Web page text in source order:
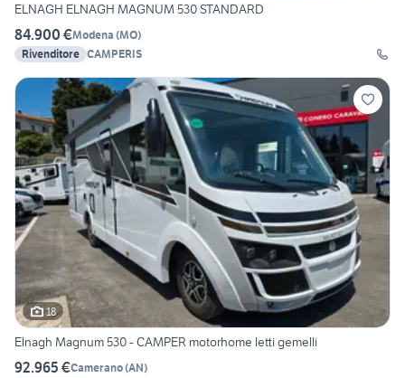
ELNAGH ELNAGH MAGNUM 530 STANDARD
84.900 €Modena (MO)
Rivenditore CAMPERIS
18
Elnagh Magnum 530 - CAMPER motorhome letti gemelli
92.965 €Camerano(AN)